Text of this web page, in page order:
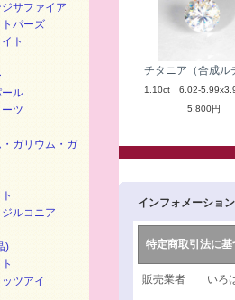
チタニア（合成ル
1.10ct 6.02-
5,800円
インフォメーション
特定商取引法に基
販売業者 いろ
サファイア
パーズ
ト
ル
ツ
ガリウム・ガ
ルコニア
)
ツアイ